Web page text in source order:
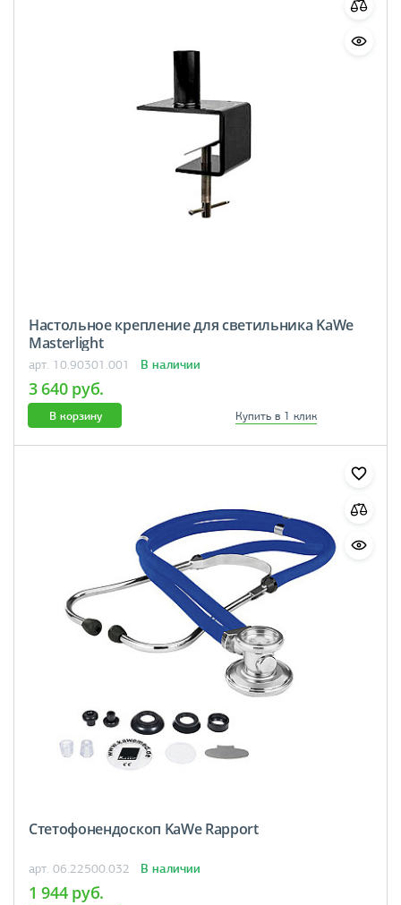
Настольное крепление для светильника KaWe
Masterlight
арт. 10.90301.001 В наличии
3 640 руб.
В корзину Купить в 1 клик
Стетофонендоскоп KaWe Rapport
арт. 06.22500.032 В наличии
1 944 руб.